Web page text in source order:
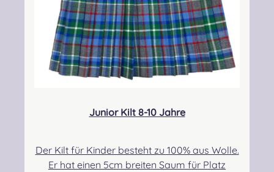
Junior Kilt 8-10 Jahre
Der Kilt für Kinder besteht zu 100% aus Wolle.
Er hat einen 5cm breiten Saum für Platz